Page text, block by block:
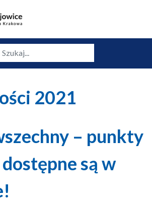
Szukaj
2021
– punkty
są w